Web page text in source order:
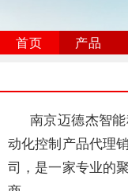
首页 产品
南京迈德杰智
动化控制产品代理
司，是一家专业的